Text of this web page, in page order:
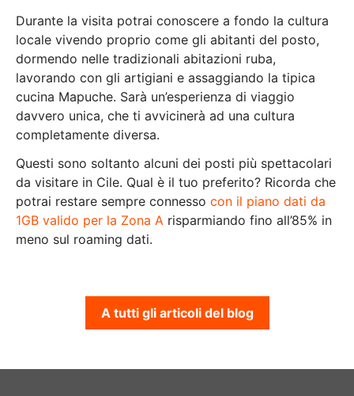
Durante la visita potrai conoscere a fondo la cultura
locale vivendo proprio come gli abitanti del posto,
dormendo nelle tradizionali abitazioni ruba,
lavorando con gli artigiani e assaggiando la tipica
cucina Mapuche. Sarà un’esperienza di viaggio
davvero unica, che ti avvicinerà ad una cultura
completamente diversa.
Questi sono soltanto alcuni dei posti più spettacolari
da visitare in Cile. Qual è il tuo preferito? Ricorda che
potrai restare sempre connesso con il piano dati da
1GB valido per la Zona A risparmiando fino all’85% in
meno sul roaming dati.
A tutti gli articoli del blog